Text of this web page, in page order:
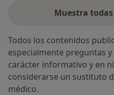
Muestra
Todos los contenidos
especialmente preguntas
carácter informativo y en
considerarse un sustituto
médico.